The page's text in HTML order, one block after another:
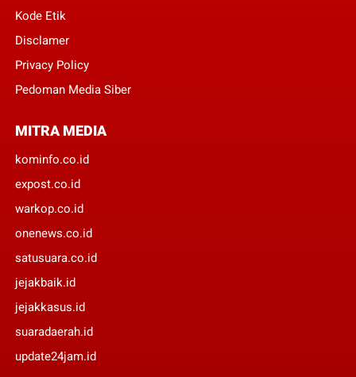
Kode Etik
Disclamer
Privacy Policy
Pedoman Media Siber
MITRA MEDIA
kominfo.co.id
expost.co.id
warkop.co.id
onenews.co.id
satusuara.co.id
jejakbaik.id
jejakkasus.id
suaradaerah.id
update24jam.id